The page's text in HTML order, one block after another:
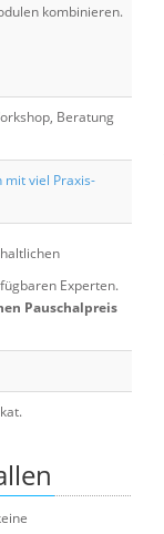
kombinieren.
Beratung
viel Praxis-
Experten.
Pauschalpreis